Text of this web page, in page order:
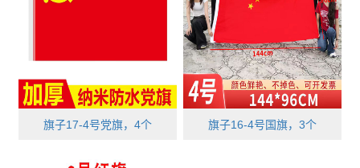
旗子17-4号党旗，4个 旗子16-4号国旗，3个